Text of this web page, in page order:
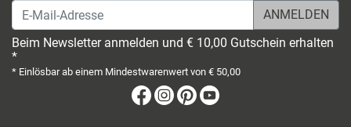
E-Mail-Adresse
Beim Newsletter anmelden und € 10,00 Gutschein erhalten
*
* Einlösbar ab einem Mindestwarenwert von € 50,00
Facebook
Instagram
Pinterest